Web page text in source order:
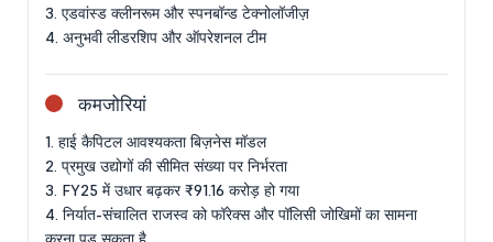
3. एडवांस्ड क्लीनरूम और स्पनबॉन्ड टेक्नोलॉजीज़
4. अनुभवी लीडरशिप और ऑपरेशनल टीम
कमजोरियां
1. हाई कैपिटल आवश्यकता बिज़नेस मॉडल
2. प्रमुख उद्योगों की सीमित संख्या पर निर्भरता
3. FY25 में उधार बढ़कर ₹91.16 करोड़ हो गया
4. निर्यात-संचालित राजस्व को फॉरेक्स और पॉलिसी जोखिमों का सामना